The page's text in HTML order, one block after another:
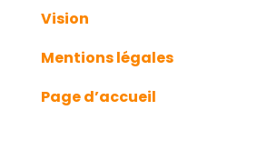
Vision
Mentions légales
Page d’accueil